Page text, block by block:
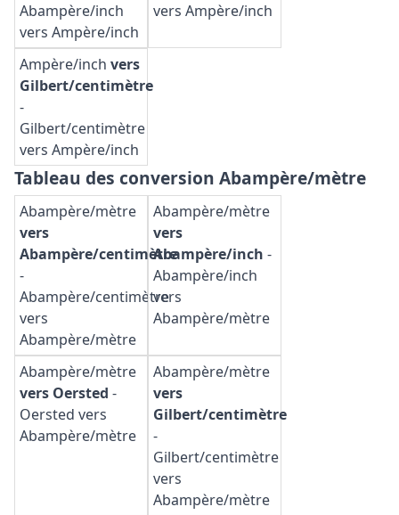
Abampère/inch
vers Ampère/inch
vers Ampère/inch
Ampère/inch vers
Gilbert/centimètre
-
Gilbert/centimètre
vers Ampère/inch
Tableau des conversion Abampère/mètre
Abampère/mètre
vers
Abampère/centimètre
-
Abampère/centimètre
vers
Abampère/mètre
Abampère/mètre
vers
Abampère/inch -
Abampère/inch
vers
Abampère/mètre
Abampère/mètre
vers Oersted -
Oersted vers
Abampère/mètre
Abampère/mètre
vers
Gilbert/centimètre
-
Gilbert/centimètre
vers
Abampère/mètre